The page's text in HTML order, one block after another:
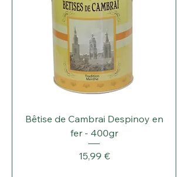
Bêtise de Cambrai Despinoy en
fer - 400gr
Prix
15,99 €